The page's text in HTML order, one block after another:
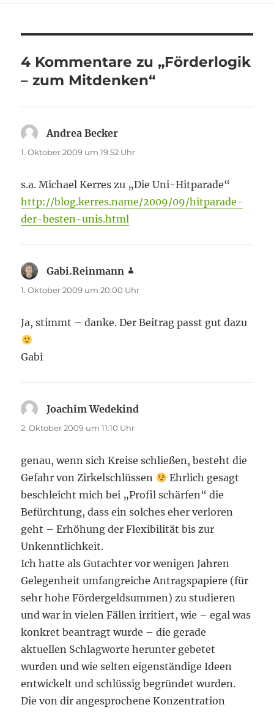
4 Kommentare zu „Förderlogik
– zum Mitdenken“
Andrea Becker
1. Oktober 2009 um 19:52 Uhr
s.a. Michael Kerres zu „Die Uni-Hitparade“
http://blog.kerres.name/2009/09/hitparade-
der-besten-unis.html
Gabi.Reinmann
1. Oktober 2009 um 20:00 Uhr
Ja, stimmt – danke. Der Beitrag passt gut dazu
Gabi
Joachim Wedekind
2. Oktober 2009 um 11:10 Uhr
genau, wenn sich Kreise schließen, besteht die
Gefahr von Zirkelschlüssen
Ehrlich gesagt
beschleicht mich bei „Profil schärfen“ die
Befürchtung, dass ein solches eher verloren
geht – Erhöhung der Flexibilität bis zur
Unkenntlichkeit.
Ich hatte als Gutachter vor wenigen Jahren
Gelegenheit umfangreiche Antragspapiere (für
sehr hohe Fördergeldsummen) zu studieren
und war in vielen Fällen irritiert, wie – egal was
konkret beantragt wurde – die gerade
aktuellen Schlagworte herunter gebetet
wurden und wie selten eigenständige Ideen
entwickelt und schlüssig begründet wurden.
Die von dir angesprochene Konzentration